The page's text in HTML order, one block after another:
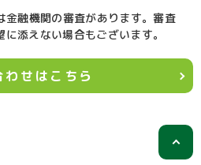
融機関の審査があります。審査
添えない場合もございます。
わせはこちら